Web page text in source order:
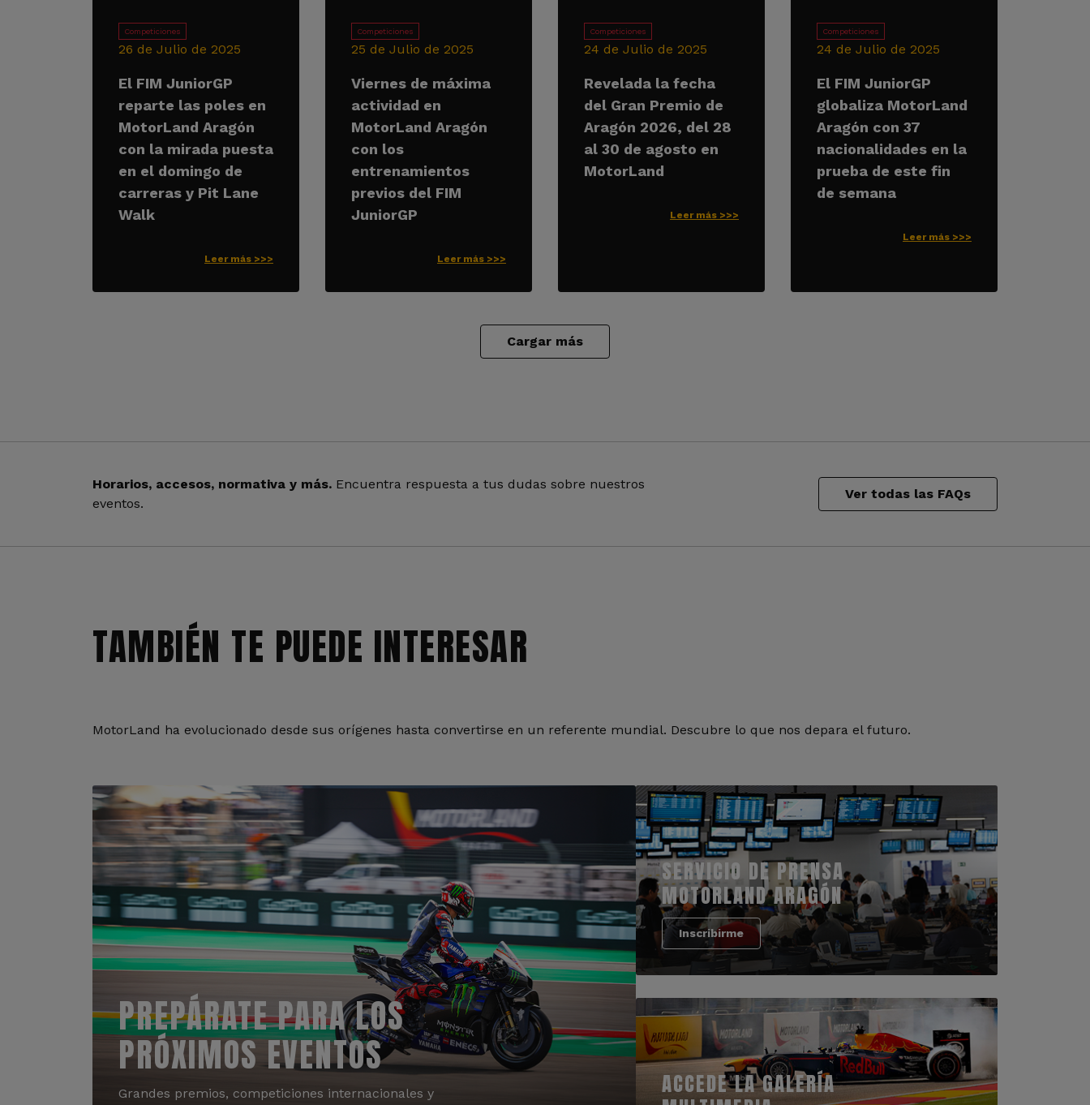
Competiciones
26 de Julio de 2025
El FIM JuniorGP
reparte las poles en
MotorLand Aragón
con la mirada puesta
en el domingo de
carreras y Pit Lane
Walk
Leer más >>>
Competiciones
25 de Julio de 2025
Viernes de máxima
actividad en
MotorLand Aragón
con los
entrenamientos
previos del FIM
JuniorGP
Leer más >>>
Competiciones
24 de Julio de 2025
Revelada la fecha
del Gran Premio de
Aragón 2026, del 28
al 30 de agosto en
MotorLand
Leer más >>>
Competiciones
24 de Julio de 2025
El FIM JuniorGP
globaliza MotorLand
Aragón con 37
nacionalidades en la
prueba de este fin
de semana
Leer más >>>
Cargar más
Horarios, accesos, normativa y más. Encuentra respuesta a tus dudas sobre nuestros
eventos.
Ver todas las FAQs
TAMBIÉN TE PUEDE INTERESAR
MotorLand ha evolucionado desde sus orígenes hasta convertirse en un referente mundial. Descubre lo que nos depara el futuro.
PREPÁRATE PARA LOS
PRÓXIMOS EVENTOS
Grandes premios, competiciones internacionales y
SERVICIO DE PRENSA
MOTORLAND ARAGÓN
Inscribirme
ACCEDE LA GALERÍA